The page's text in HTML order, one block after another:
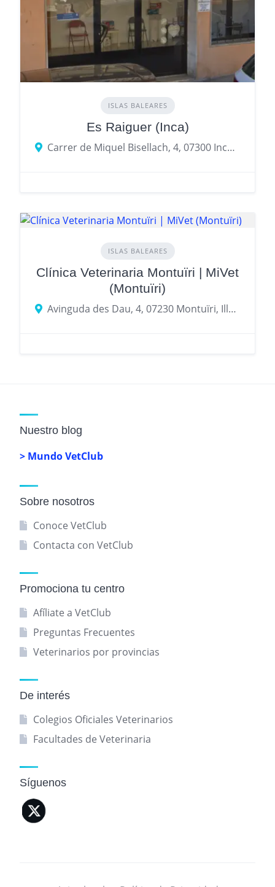
ISLAS BALEARES
Es Raiguer (Inca)
Carrer de Miquel Bisellach, 4, 07300 Inca, Illes Balears, Spain
ISLAS BALEARES
Clínica Veterinaria Montuïri | MiVet
(Montuïri)
Avinguda des Dau, 4, 07230 Montuïri, Illes Balears, España
Nuestro blog
> Mundo VetClub
Sobre nosotros
Conoce VetClub
Contacta con VetClub
Promociona tu centro
Afíliate a VetClub
Preguntas Frecuentes
Veterinarios por provincias
De interés
Colegios Oficiales Veterinarios
Facultades de Veterinaria
Síguenos